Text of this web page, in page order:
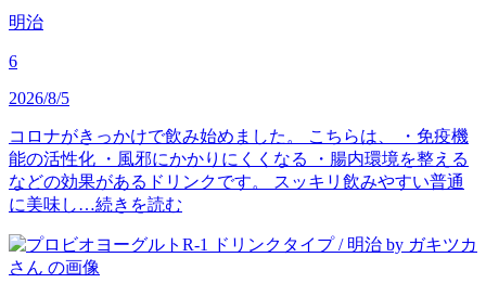
明治
6
2026/8/5
コロナがきっかけで飲み始めました。 こちらは、 ・免疫機
能の活性化 ・風邪にかかりにくくなる ・腸内環境を整える
などの効果があるドリンクです。 スッキリ飲みやすい普通
に美味し…続きを読む